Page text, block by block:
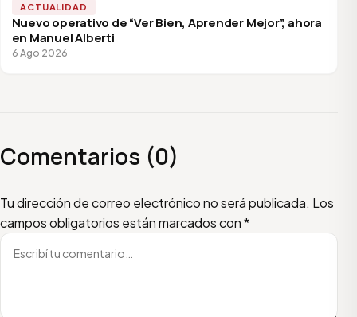
ACTUALIDAD
Nuevo operativo de “Ver Bien, Aprender Mejor”, ahora
en Manuel Alberti
6 Ago 2026
Comentarios (0)
Tu dirección de correo electrónico no será publicada. Los
campos obligatorios están marcados con*
Escribí tu comentario
Nombre
Email